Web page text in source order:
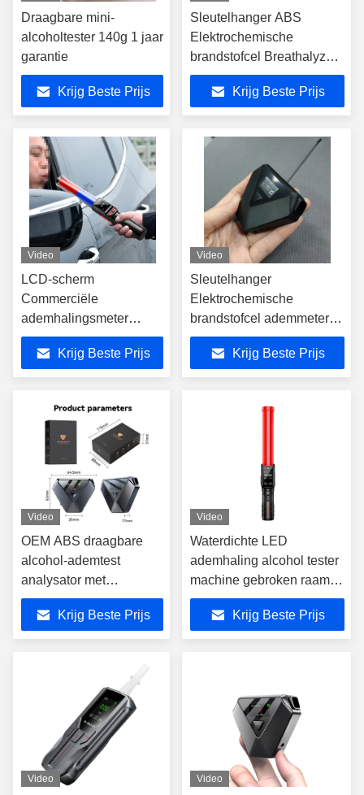
Draagbare mini-
alcoholtester 140g 1 jaar
garantie
Krijg Beste Prijs
Sleutelhanger ABS
Elektrochemische
brandstofcel Breathalyzer
Alcohol Tester Voor
Persoonlijke Testing
Krijg Beste Prijs
Video
LCD-scherm
Commerciële
ademhalingsmeter
Baton Type
Elektrochemische
brandstofcel
Krijg Beste Prijs
Video
Sleutelhanger
Elektrochemische
brandstofcel ademmeter
voor alcohol detectie
Krijg Beste Prijs
Video
OEM ABS draagbare
alcohol-ademtest
analysator met
elektrochemische
brandstofcel alcohol
sensor
Krijg Beste Prijs
Video
Waterdichte LED
ademhaling alcohol tester
machine gebroken raam
rode stok
ademhalingsmeter
Krijg Beste Prijs
Video Video